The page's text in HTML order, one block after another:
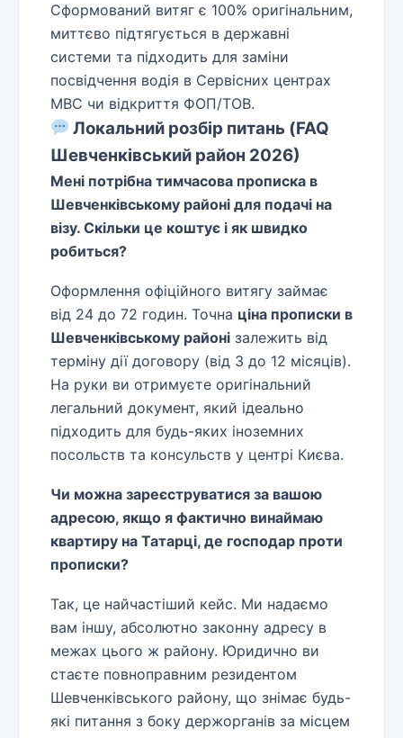
Сформований витяг є 100% оригінальним,
миттєво підтягується в державні
системи та підходить для заміни
посвідчення водія в Сервісних центрах
МВС чи відкриття ФОП/ТОВ.
Локальний розбір питань (FAQ
Шевченківський район 2026)
Мені потрібна тимчасова прописка в
Шевченківському районі для подачі на
візу. Скільки це коштує і як швидко
робиться?
Оформлення офіційного витягу займає
від 24 до 72 годин. Точна ціна прописки в
Шевченківському районі залежить від
терміну дії договору (від 3 до 12 місяців).
На руки ви отримуєте оригінальний
легальний документ, який ідеально
підходить для будь-яких іноземних
посольств та консульств у центрі Києва.
Чи можна зареєструватися за вашою
адресою, якщо я фактично винаймаю
квартиру на Татарці, де господар проти
прописки?
Так, це найчастіший кейс. Ми надаємо
вам іншу, абсолютно законну адресу в
межах цього ж району. Юридично ви
стаєте повноправним резидентом
Шевченківського району, що знімає будь-
які питання з боку держорганів за місцем